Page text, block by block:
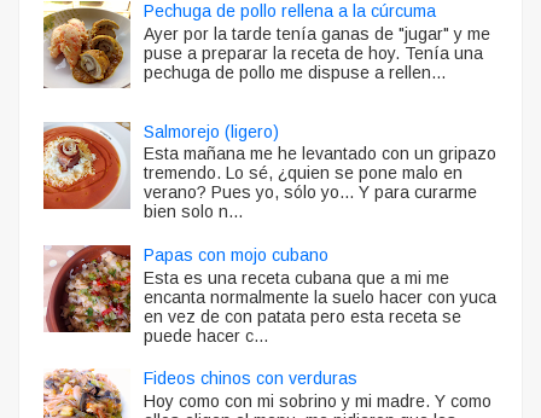
Pechuga de pollo rellena a la cúrcuma
Ayer por la tarde tenía ganas de "jugar" y me
puse a preparar la receta de hoy. Tenía una
pechuga de pollo me dispuse a rellen...
Salmorejo (ligero)
Esta mañana me he levantado con un gripazo
tremendo. Lo sé, ¿quien se pone malo en
verano? Pues yo, sólo yo... Y para curarme
bien solo n...
Papas con mojo cubano
Esta es una receta cubana que a mi me
encanta normalmente la suelo hacer con yuca
en vez de con patata pero esta receta se
puede hacer c...
Fideos chinos con verduras
Hoy como con mi sobrino y mi madre. Y como